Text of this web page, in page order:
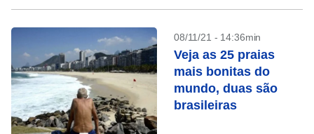
08/11/21 - 14:36min
Veja as 25 praias
mais bonitas do
mundo, duas são
brasileiras